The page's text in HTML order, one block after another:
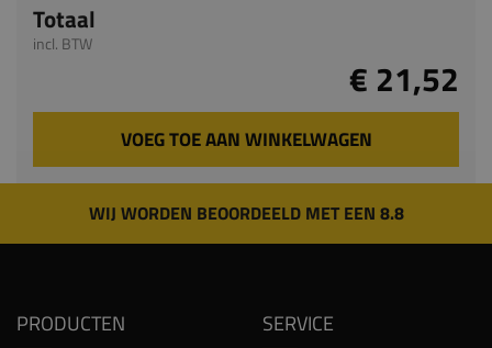
Totaal
incl. BTW
€ 21,52
VOEG TOE AAN WINKELWAGEN
WIJ WORDEN BEOORDEELD MET EEN 8.8
PRODUCTEN SERVICE